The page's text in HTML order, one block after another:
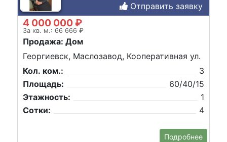
Отправить заявку
4 000 000 ₽
За кв. м.: 66 666 ₽
Продажа: Дом
Георгиевск, Маслозавод, Кооперативная ул.
Кол. ком.:
3
Площадь:
60/40/15
Этажность:
1
Сотки:
4
Подробнее